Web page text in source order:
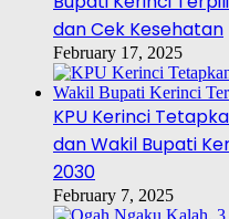
dan Cek Kesehatan
February 17, 2025
KPU Kerinci
dan Wakil Bupati
2030
February 7, 2025